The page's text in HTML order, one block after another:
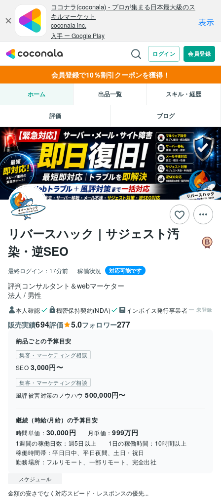
会員登録で10％割引クーポンを獲得！
ホーム 出品一覧 スキル・経歴
評価 ブログ
リバースハック｜サジェスト汚
染・逆SEO
最終ログイン： 17分前 稼働状況 対応可能です
評判コンサルタント＆webマーケター
法人
男性
本人確認 機密保持契約(NDA) インボイス発行事業者 未登録
販売実績694評価 5.0フォロワー277
納品ごとの予算目安
集客・マーケティング相談
SEO 3,000円〜
集客・マーケティング相談
風評被害対策のノウハウ 500,000円〜
継続（時給/月給）の予算目安
時間単価： 30,000円 月単価：999万円
1週間の稼働日数： 週5日以上 1日の稼働時間： 10時間以上
稼働時間帯：平日日中、平日夜間、土日・祝日
勤務場所： フルリモート、一部リモート、完全出社
スケジュール
金額の安さでなく対応スピード・レスポンスの優先...